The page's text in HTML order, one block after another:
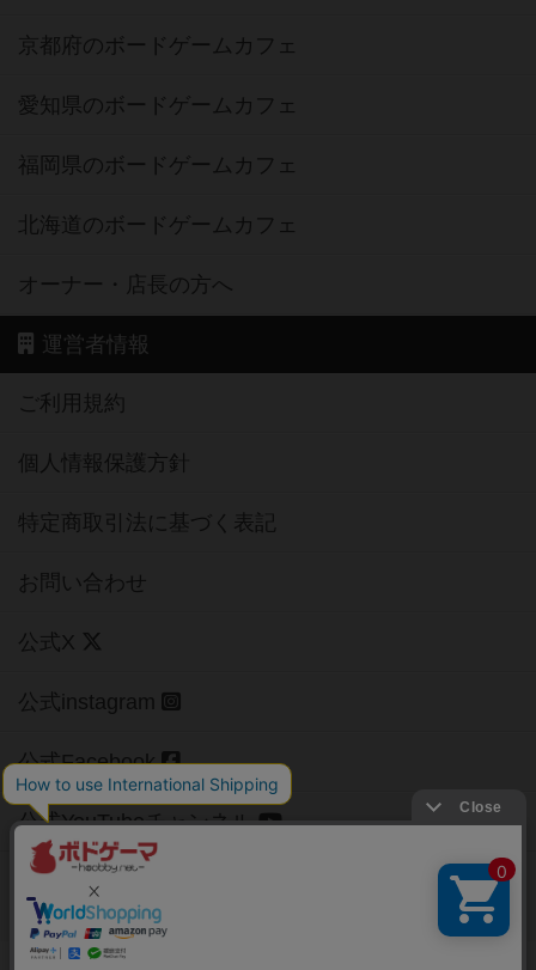
京都府のボードゲームカフェ
愛知県のボードゲームカフェ
福岡県のボードゲームカフェ
北海道のボードゲームカフェ
オーナー・店長の方へ
運営者情報
ご利用規約
個人情報保護方針
特定商取引法に基づく表記
お問い合わせ
公式X
公式instagram
公式Facebook
公式YouTubeチャンネル